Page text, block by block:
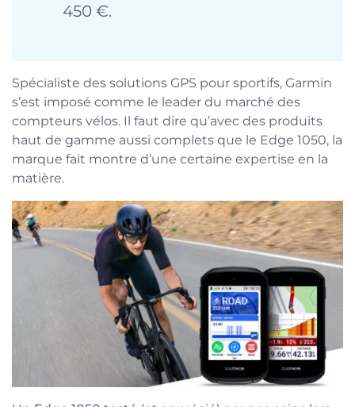
450 €.
Spécialiste des solutions GPS pour sportifs, Garmin
s’est imposé comme le leader du marché des
compteurs vélos. Il faut dire qu’avec des produits
haut de gamme aussi complets que le Edge 1050, la
marque fait montre d’une certaine expertise en la
matière.